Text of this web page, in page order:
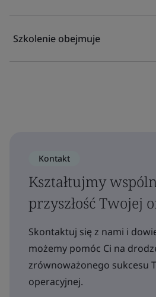
Szkolenie obejmuje
Kontakt
Kształtujmy
przyszłość Twojej
Skontaktuj się z nami i
możemy pomóc Ci na
zrównoważonego sukcesu
operacyjnej.